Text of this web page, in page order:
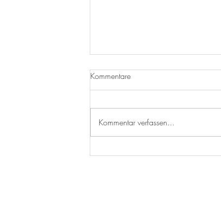
Kürbissuppe
Kommentare
Kommentar verfassen...